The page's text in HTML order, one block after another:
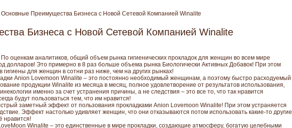
Преимущества Бизнеса с Новой Сетевой Компанией Winalite
Бизнеса с Новой Сетевой Компанией Winalite
оценкам аналитиков, общий объем рынка гигиенических прокладок для женщин во всем мире
долларов! Это примерно в 8 раз больше объема рынка Биологически Активных Добавок! При этом
гигиены для женщин в сотни раз ниже, чем на других рынках!
Anion Lovemoon Winalite – это постоянно необходимый женщинам, а поэтому быстро расходуемый
продукции Winalite из месяца в месяц, полное удовлетворение от результатов использования,
именно за счет устранения причины, а не следствия – это все то, что так нравится
будут пользоваться тем, что им нравится!
заметный эффект от пользования прокладками Anion Lovemoon Winalite! При этом устраняется
Эффект настолько удивляет женщин, что они отказываются потом использовать какие-то другие
нравится!
Winalite – это единственные в мире прокладки, создающие атмосферу, богатую целебными